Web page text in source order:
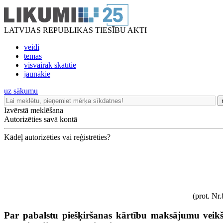
LATVIJAS REPUBLIKAS TIESĪBU AKTI
veidi
tēmas
visvairāk skatītie
jaunākie
uz sākumu
Izvērstā meklēšana
Autorizēties savā kontā
Kādēļ autorizēties vai reģistrēties?
(prot.
Par pabalstu piešķiršanas kārtību maksājumu